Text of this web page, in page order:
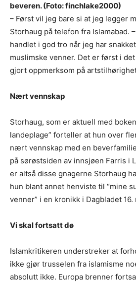
beveren. (Foto: finchlake2000)
– Først vil jeg bare si at jeg legger
Storhaug på telefon fra Islamabad.
handlet i god tro når jeg har
muslimske venner. Det er først i
gjort oppmerksom på
Nært vennskap
Storhaug, som er aktuell med boken
landeplage” forteller at hun over
nært vennskap med en
på sørøstsiden av innsjøen Farris i
er altså disse gnagerne Storhaug
hun blant annet henviste til “mine
venner” i en kronikk i Dagbladet
Vi skal fortsatt dø
Islamkritikeren understreker at
ikke gjør trusselen fra islamisme
absolutt ikke. Europa brenner